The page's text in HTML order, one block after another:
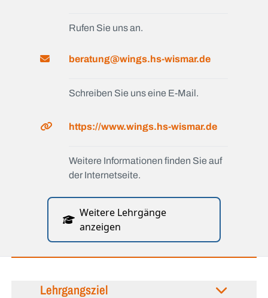
Rufen Sie uns an.
beratung@wings.hs-wismar.de
Schreiben Sie uns eine E-Mail.
https://www.wings.hs-wismar.de
Weitere Informationen finden Sie auf
der Internetseite.
Weitere Lehrgänge
anzeigen
Lehrgangsziel